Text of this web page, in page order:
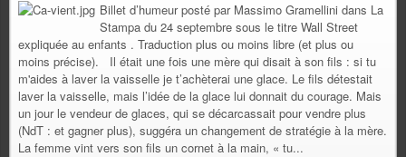
Billet d’humeur posté par Massimo Gramellini dans La
Stampa du 24 septembre sous le titre Wall Street
expliquée au enfants . Traduction plus ou moins libre (et plus ou
moins précise). Il était une fois une mère qui disait à son fils : si tu
m'aides à laver la vaisselle je t’achèterai une glace. Le fils détestait
laver la vaisselle, mais l’idée de la glace lui donnait du courage. Mais
un jour le vendeur de glaces, qui se décarcassait pour vendre plus
(NdT : et gagner plus), suggéra un changement de stratégie à la mère.
La femme vint vers son fils un cornet à la main, « tu...